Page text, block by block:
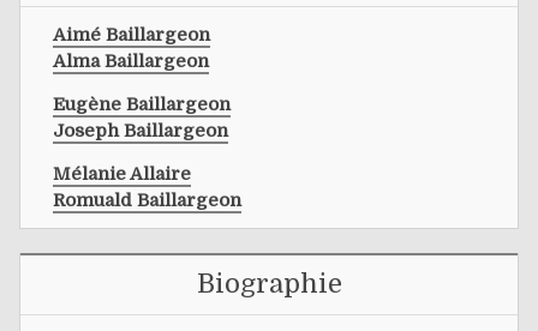
Aimé Baillargeon
Alma Baillargeon
Eugène Baillargeon
Joseph Baillargeon
Mélanie Allaire
Romuald Baillargeon
Biographie